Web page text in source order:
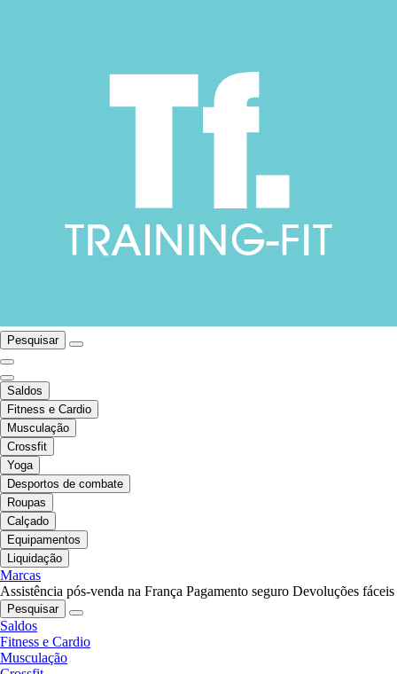
Pesquisar
Saldos
Fitness e Cardio
Musculação
Crossfit
Yoga
Desportos de combate
Roupas
Calçado
Equipamentos
Liquidação
Marcas
Assistência pós-venda na França Pagamento seguro Devoluções fáceis
Pesquisar
Saldos
Fitness e Cardio
Musculação